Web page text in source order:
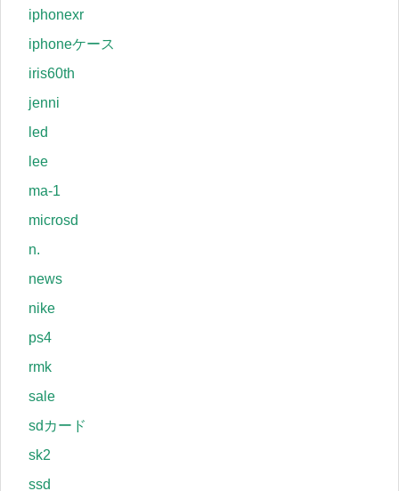
iphonexr
iphoneケース
iris60th
jenni
led
lee
ma-1
microsd
n.
news
nike
ps4
rmk
sale
sdカード
sk2
ssd